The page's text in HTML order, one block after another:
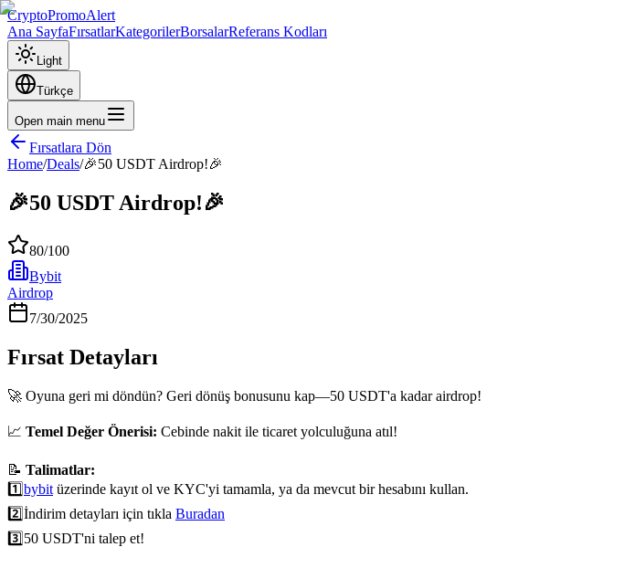
CryptoPromoAlert
Ana SayfaFırsatlarKategorilerBorsalarReferans Kodları
Light
Türkçe
Open main menu
Fırsatlara Dön
Home/Deals/🎉50 USDT Airdrop!🎉
🎉50 USDT Airdrop!🎉
80/100
Bybit
Airdrop
7/30/2025
Fırsat Detayları
🚀 Oyuna geri mi döndün? Geri dönüş bonusunu kap—50 USDT'a kadar airdrop!
📈 Temel Değer Önerisi: Cebinde nakit ile ticaret yolculuğuna atıl!
📝 Talimatlar:
1️⃣bybit üzerinde kayıt ol ve KYC'yi tamamla, ya da mevcut bir hesabını kullan.
2️⃣İndirim detayları için tıkla Buradan
3️⃣ 50 USDT'ni talep et!